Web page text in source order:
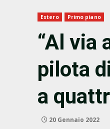
Estero Primo piano
“Al via
pilota
a
20 Gennaio 2022